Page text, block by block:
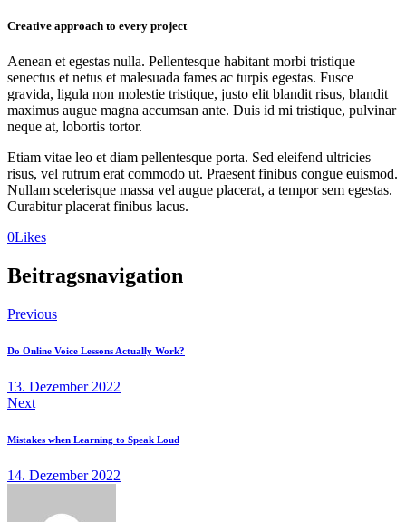
Creative approach to every project
Aenean et egestas nulla. Pellentesque habitant morbi tristique
senectus et netus et malesuada fames ac turpis egestas. Fusce
gravida, ligula non molestie tristique, justo elit blandit risus, blandit
maximus augue magna accumsan ante. Duis id mi tristique, pulvinar
neque at, lobortis tortor.
Etiam vitae leo et diam pellentesque porta. Sed eleifend ultricies
risus, vel rutrum erat commodo ut. Praesent finibus congue euismod.
Nullam scelerisque massa vel augue placerat, a tempor sem egestas.
Curabitur placerat finibus lacus.
0Likes
Beitragsnavigation
Previous
Do Online Voice Lessons Actually Work?
13. Dezember 2022
Next
Mistakes when Learning to Speak Loud
14. Dezember 2022